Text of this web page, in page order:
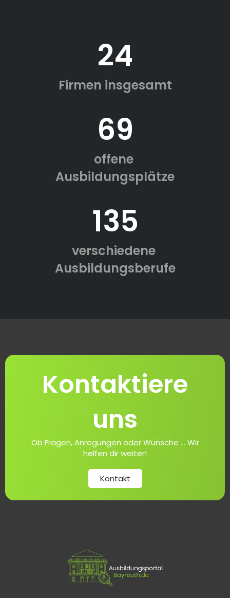
24
Firmen insgesamt
69
offene
Ausbildungsplätze
135
verschiedene
Ausbildungsberufe
Kontaktiere
uns
Ob Fragen, Anregungen oder Wünsche ... Wir
helfen dir weiter!
Kontakt